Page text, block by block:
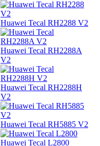
Huawei Tecal RH2288 V2
Huawei Tecal RH2288A
V2
Huawei Tecal RH2288H
V2
Huawei Tecal RH5885 V2
Huawei Tecal L2800